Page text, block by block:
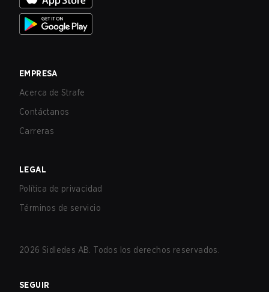
EMPRESA
Acerca de Strafe
Contáctanos
Carreras
LEGAL
Política de privacidad
Términos de servicio
2026 Sidledes AB. Todos los derechos reservados.
SEGUIR